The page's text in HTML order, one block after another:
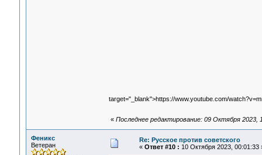
target="_blank">https://www.youtube.com/
« Последнее редактирование: 09 Октября 2023,
Феникс
Ветеран
Re: Русское против советского
« Ответ #10 : 10 Октября 2023, 00:01:33